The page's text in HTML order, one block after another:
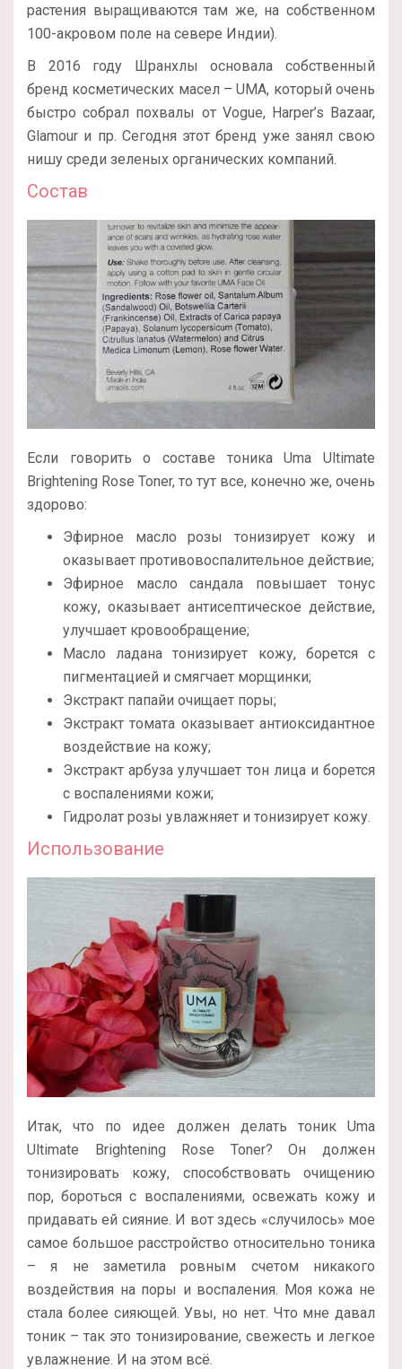
растения выращиваются там же, на собственном
100-акровом поле на севере Индии).
В 2016 году Шранхлы основала собственный
бренд косметических масел – UMA, который очень
быстро собрал похвалы от Vogue, Harper’s Bazaar,
Glamour и пр. Сегодня этот бренд уже занял свою
нишу среди зеленых органических компаний.
Состав
Если говорить о составе тоника Uma Ultimate
Brightening Rose Toner, то тут все, конечно же, очень
здорово:
Эфирное масло розы тонизирует кожу и
оказывает противовоспалительное действие;
Эфирное масло сандала повышает тонус
кожу, оказывает антисептическое действие,
улучшает кровообращение;
Масло ладана тонизирует кожу, борется с
пигментацией и смягчает морщинки;
Экстракт папайи очищает поры;
Экстракт томата оказывает антиоксидантное
воздействие на кожу;
Экстракт арбуза улучшает тон лица и борется
с воспалениями кожи;
Гидролат розы увлажняет и тонизирует кожу.
Использование
Итак, что по идее должен делать тоник Uma
Ultimate Brightening Rose Toner? Он должен
тонизировать кожу, способствовать очищению
пор, бороться с воспалениями, освежать кожу и
придавать ей сияние. И вот здесь «случилось» мое
самое большое расстройство относительно тоника
– я не заметила ровным счетом никакого
воздействия на поры и воспаления. Моя кожа не
стала более сияющей. Увы, но нет. Что мне давал
тоник – так это тонизирование, свежесть и легкое
увлажнение. И на этом всё.